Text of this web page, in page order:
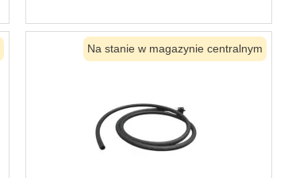
Na stanie w magazynie centralnym